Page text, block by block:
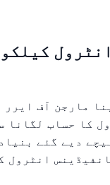
مارجن آف ایرر
کا حساب لگانا
دیے گئے
انٹرول